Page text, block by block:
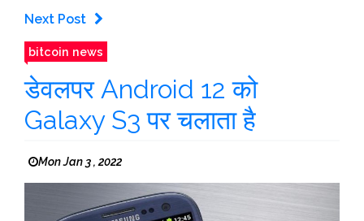
Next Post
bitcoin news
डेवलपर Android 12 को
Galaxy S3 पर चलाता है
Mon Jan 3 , 2022